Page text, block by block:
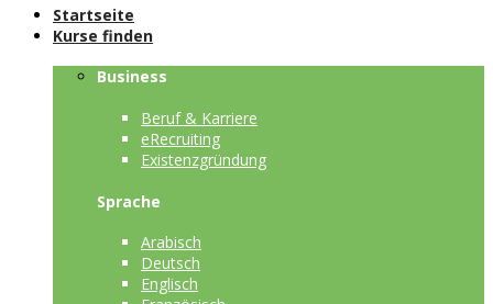
Startseite
Kurse finden
Business
Beruf & Karriere
eRecruiting
Existenzgründung
Sprache
Arabisch
Deutsch
Englisch